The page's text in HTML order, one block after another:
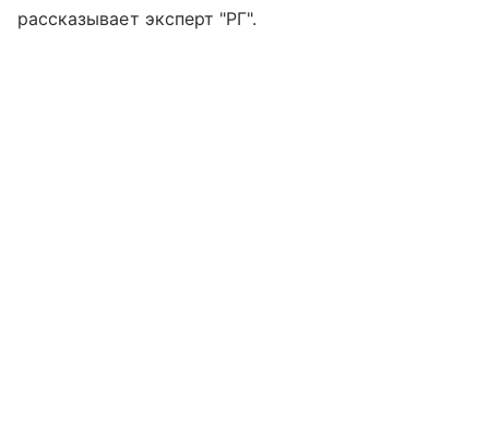
рассказывает эксперт "РГ".